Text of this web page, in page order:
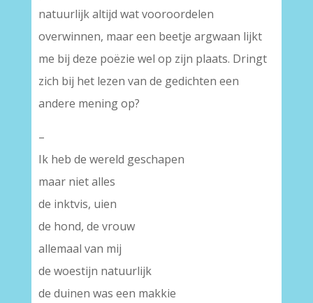
natuurlijk altijd wat vooroordelen
overwinnen, maar een beetje argwaan lijkt
me bij deze poëzie wel op zijn plaats. Dringt
zich bij het lezen van de gedichten een
andere mening op?
–
Ik heb de wereld geschapen
maar niet alles
de inktvis, uien
de hond, de vrouw
allemaal van mij
de woestijn natuurlijk
de duinen was een makkie